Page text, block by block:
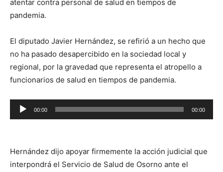
atentar contra personal de salud en tiempos de
pandemia.
El diputado Javier Hernández, se refirió a un hecho que
no ha pasado desapercibido en la sociedad local y
regional, por la gravedad que representa el atropello a
funcionarios de salud en tiempos de pandemia.
Reproductor
de
00:00 00:00
Hernández dijo apoyar firmemente la acción judicial que
interpondrá el Servicio de Salud de Osorno ante el